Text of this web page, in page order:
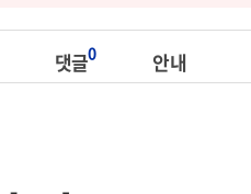
댓글0 안내